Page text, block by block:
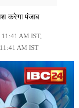
करेगा पंजाब
AM IST,
AM IST